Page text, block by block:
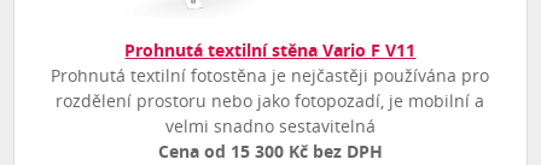
Prohnutá textilní stěna Vario F V11
Prohnutá textilní fotostěna je nejčastěji používána pro
rozdělení prostoru nebo jako fotopozadí, je mobilní a
velmi snadno sestavitelná
Cena od 15 300 Kč bez DPH